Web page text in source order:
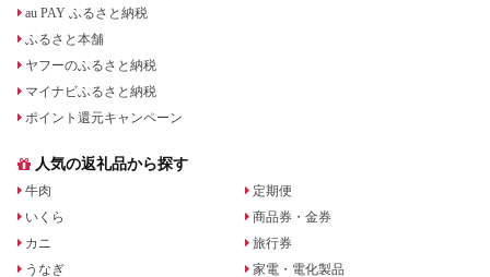
au PAY ふるさと納税
ふるさと本舗
ヤフーのふるさと納税
マイナビふるさと納税
ポイント還元キャンペーン
人気の返礼品から探す
牛肉
いくら
カニ
うなぎ
定期便
商品券・金券
旅行券
家電・電化製品